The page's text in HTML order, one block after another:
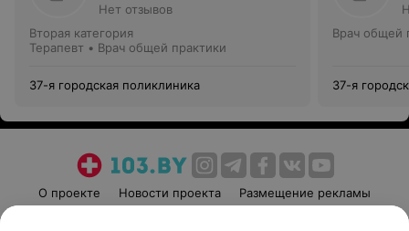
Нет отзывов
Вторая категория
Терапевт • Врач общей практики
37-я городская поликлиника
Врач общей
37-я
О проекте Новости проекта
Размещение рекламы